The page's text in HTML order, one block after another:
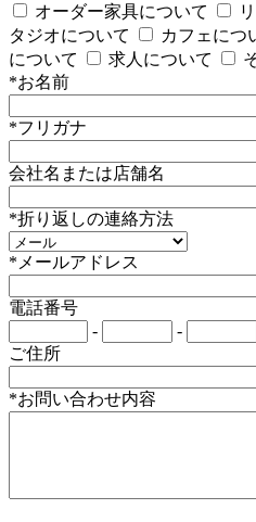
オーダー家具について
タジオについて
カフェにつ
について
求人について
*お名前
*フリガナ
会社名または店舗名
*折り返しの連絡方法
*メールアドレス
電話番号
-
-
ご住所
*お問い合わせ内容